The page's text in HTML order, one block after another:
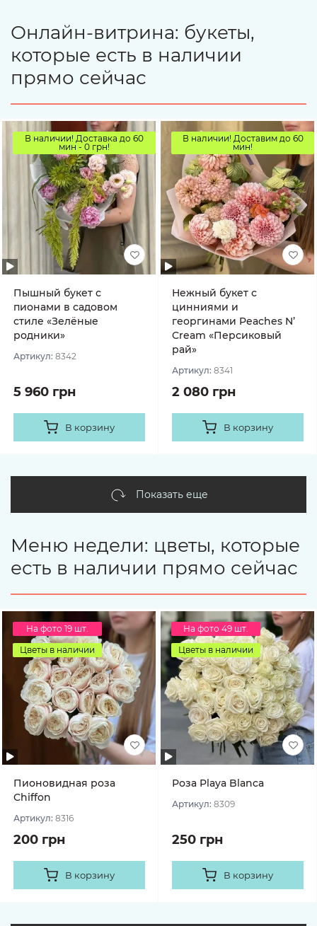
Онлайн-витрина: букеты,
которые есть в наличии
прямо сейчас
В наличии! Доставка до 60
мин - 0 грн!
Пышный букет с
пионами в садовом
стиле «Зелёные
родники»
Артикул: 8342
5 960 грн
В корзину
В наличии! Доставим до 60
мин!
Нежный букет с
цинниями и
георгинами Peaches N’
Cream «Персиковый
рай»
Артикул: 8341
2 080 грн
В корзину
Показать еще
Меню недели: цветы, которые
есть в наличии прямо сейчас
На фото 19 шт.
Цветы в наличии
Пионовидная роза
Chiffon
Артикул: 8316
200 грн
В корзину
На фото 49 шт.
Цветы в наличии
Роза Playa Blanca
Артикул: 8309
250 грн
В корзину